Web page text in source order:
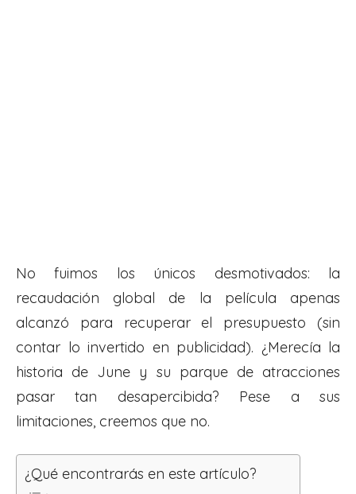
No fuimos los únicos desmotivados: la
recaudación global de la película apenas
alcanzó para recuperar el presupuesto (sin
contar lo invertido en publicidad). ¿Merecía la
historia de June y su parque de atracciones
pasar tan desapercibida? Pese a sus
limitaciones, creemos que no.
¿Qué encontrarás en este artículo?